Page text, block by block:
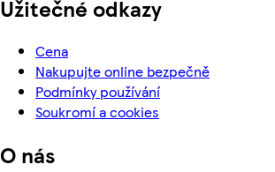
Užitečné odkazy
Cena
Nakupujte online bezpečně
Podmínky používání
Soukromí a cookies
O nás